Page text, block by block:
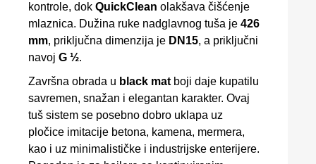
kontrole, dok QuickClean olakšava čišćenje
mlaznica. Dužina ruke nadglavnog tuša je 426
mm, priključna dimenzija je DN15, a priključni
navoj G ½.
Završna obrada u black mat boji daje kupatilu
savremen, snažan i elegantan karakter. Ovaj
tuš sistem se posebno dobro uklapa uz
pločice imitacije betona, kamena, mermera,
kao i uz minimalističke i industrijske enterijere.